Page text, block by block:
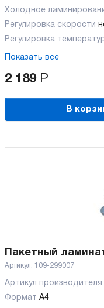
Холодное
Регулировка скорости
Регулировка
Показать все
2 189 Р
В
Пакетный
Артикул: 109-299007
Артикул производителя
Формат A4